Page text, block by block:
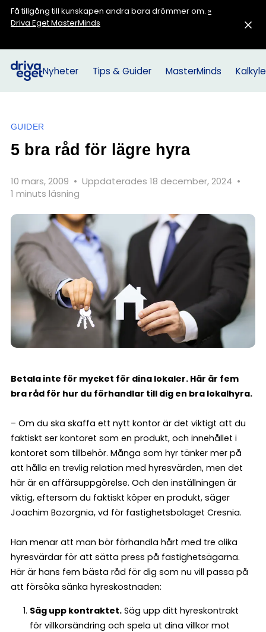
Få tillgång till kunskapen andra bara drömmer om. »
Driva Eget MasterMinds
Nyheter Tips & Guider MasterMinds
GUIDER
5 bra råd för lägre hyra
10 mars, 2009 • Uppdaterades 18 december, 2024 •
1 minuts läsning
Betala inte för mycket för dina lokaler. Här är fem
bra råd för hur du förhandlar till dig en bra lokalhyra.
– Om du ska skaffa ett nytt kontor är det viktigt att du
faktiskt ser kontoret som en produkt, och innehållet i
kontoret som tillbehör. Många som hyr tänker mer på
att hålla en trevlig relation med hyresvärden, men det
här är en affärsuppgörelse. Och den inställningen är
viktig, eftersom du faktiskt köper en produkt, säger
Joachim Bozorgnia, vd för fastighetsbolaget Cresnia.
Han menar att man bör förhandla hårt med tre olika
hyresvärdar för att sätta press på fastighetsägarna.
Här är hans fem bästa råd för dig som nu vill passa på
att försöka sänka hyreskostnaden:
Säg upp kontraktet.Säg upp ditt hyreskontrakt
för villkorsändring och spela ut dina villkor mot